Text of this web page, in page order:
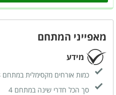
שידות לאחסון
מאפייני המתחם
מידע
כמות אורחים מקסימלית במתחם 18
סך הכל חדרי שינה במתחם 4